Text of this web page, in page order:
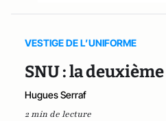
VESTIGE DE L’UNIFORME
SNU : la
Hugues Serraf
2 min de lecture